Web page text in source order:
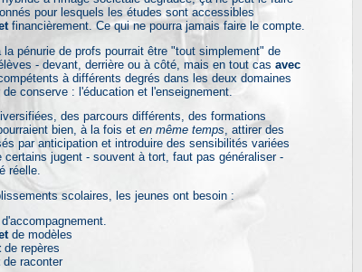
pour lesquels les études sont accessibles
financièrement. Ce qui ne pourra jamais faire le compte.
pénurie de profs pourrait être "tout simplement" de
- devant, derrière ou à côté, mais en tout cas avec
à différents degrés dans les deux domaines
conserve : l'éducation et l'enseignement.
des parcours différents, des formations
bien, à la fois et en même temps, attirer des
par anticipation et introduire des sensibilités variées
certains jugent - souvent à tort, faut pas généraliser -
réelle.
scolaires, les jeunes ont besoin :
de modèles
de repères
de raconter